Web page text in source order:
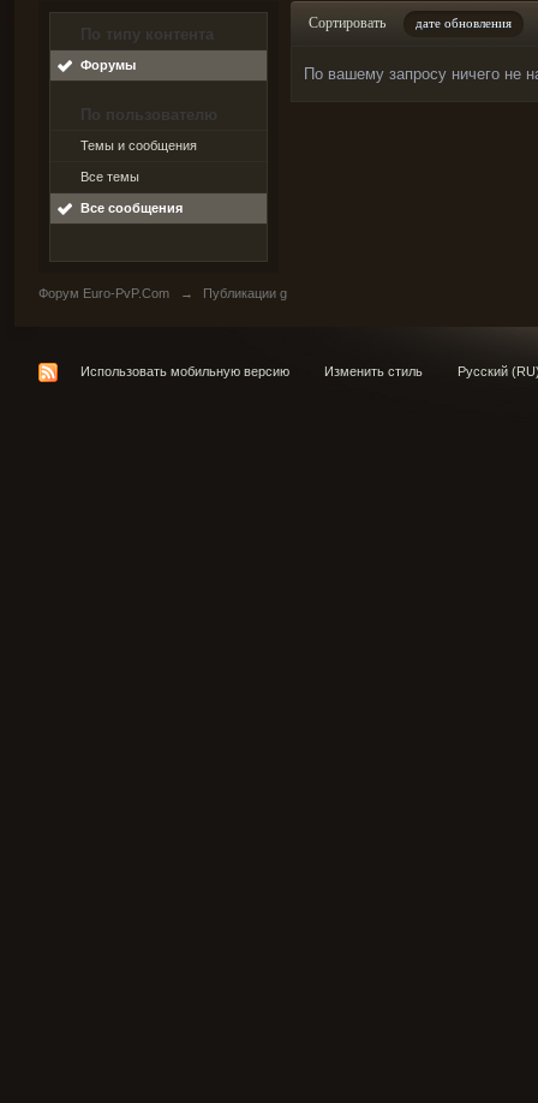
По типу контента
Форумы
По пользователю
Темы и сообщения
Все темы
Все сообщения
Сортировать дате обновления
По вашему запросу ничего не
Форум Euro-PvP.Com → Публикации g
Использовать мобильную версию Изменить стиль Русский